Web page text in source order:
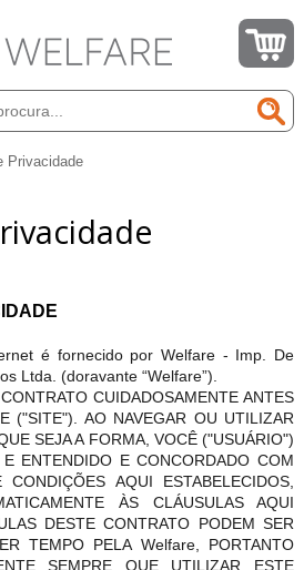
Privacidade
é fornecido por Welfare - Imp. De
Ltda. (doravante “Welfare”).
CUIDADOSAMENTE ANTES
("SITE"). AO NAVEGAR OU UTILIZAR
SEJA A FORMA, VOCÊ ("USUÁRIO")
ENTENDIDO E CONCORDADO COM
AQUI ESTABELECIDOS,
ÀS CLÁUSULAS AQUI
DESTE CONTRATO PODEM SER
TEMPO PELA Welfare, PORTANTO
SEMPRE QUE UTILIZAR ESTE